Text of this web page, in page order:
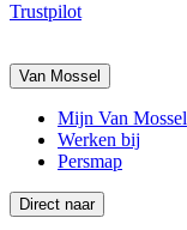
Trustpilot
Van Mossel
Mijn Van Mossel
Werken bij
Persmap
Direct naar